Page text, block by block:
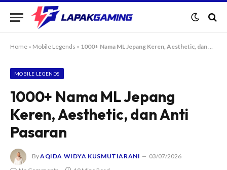
Home » Mobile Legends » 1000+ Nama ML Jepang Keren, Aesthetic, dan Anti Pasaran
MOBILE LEGENDS
1000+ Nama ML Jepang
Keren, Aesthetic, dan Anti
Pasaran
ByAQIDA WIDYA KUSMUTIARANI
03/07/2026